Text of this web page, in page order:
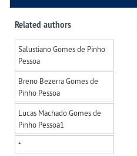
Related authors
Salustiano Gomes de Pinho
Pessoa
Breno Bezerra Gomes de
Pinho Pessoa
Lucas Machado Gomes de
Pinho Pessoa1
*